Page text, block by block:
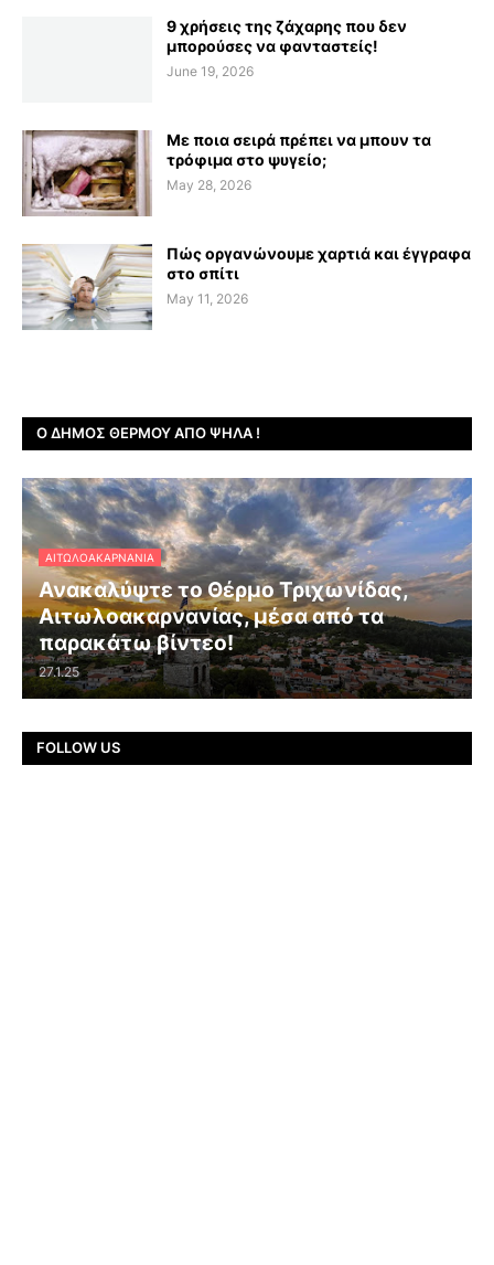
9 χρήσεις της ζάχαρης που δεν
μπορούσες να φανταστείς!
June 19, 2026
Με ποια σειρά πρέπει να μπουν τα
τρόφιμα στο ψυγείο;
May 28, 2026
Πώς οργανώνουμε χαρτιά και έγγραφα
στο σπίτι
May 11, 2026
Ο ΔΉΜΟΣ ΘΈΡΜΟΥ ΑΠΌ ΨΗΛΆ !
ΑΙΤΩΛΟΑΚΑΡΝΑΝΊΑ
Ανακαλύψτε το Θέρμο Τριχωνίδας,
Αιτωλοακαρνανίας, μέσα από τα
παρακάτω βίντεο!
27.1.25
FOLLOW US